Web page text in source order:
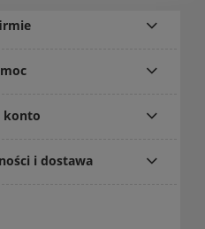
konto
i dostawa